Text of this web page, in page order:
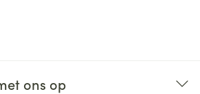
ons op